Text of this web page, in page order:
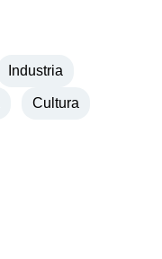
Industria
Cultura